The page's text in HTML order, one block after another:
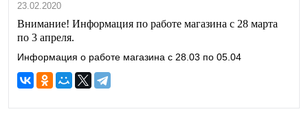
23.02.2020
Внимание! Информация по работе магазина с 28 марта
по 3 апреля.
Информация о работе магазина с 28.03 по 05.04